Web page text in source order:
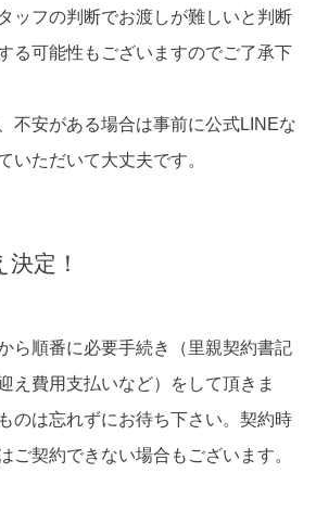
ッフの判断でお渡しが難しいと判断
る可能性もございますのでご了承下
不安がある場合は事前に公式LINEな
いただいて大丈夫です。
決定！
ら順番に必要手続き（里親契約書記
え費用支払いなど）をして頂きま
のは忘れずにお待ち下さい。契約時
ご契約できない場合もございます。